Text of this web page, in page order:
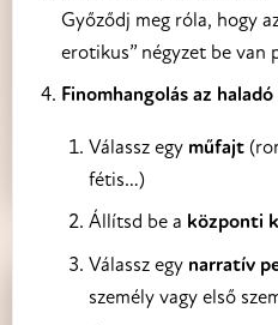
Győződj meg róla, hogy
erotikus” négyzet be van
Finomhangolás az
Válassz egy műfajt
fétis…)
Állítsd be a központi
Válassz egy narratív
személy vagy első